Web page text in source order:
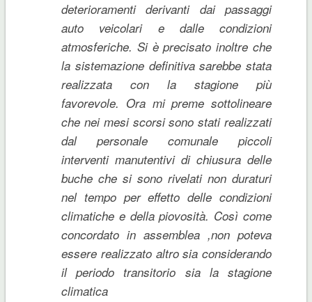
deterioramenti derivanti dai passaggi
auto veicolari e dalle condizioni
atmosferiche. Si è precisato inoltre che
la sistemazione definitiva sarebbe stata
realizzata con la stagione più
favorevole. Ora mi preme sottolineare
che nei mesi scorsi sono stati realizzati
dal personale comunale piccoli
interventi manutentivi di chiusura delle
buche che si sono rivelati non duraturi
nel tempo per effetto delle condizioni
climatiche e della piovosità. Così come
concordato in assemblea ,non poteva
essere realizzato altro sia considerando
il periodo transitorio sia la stagione
climatica